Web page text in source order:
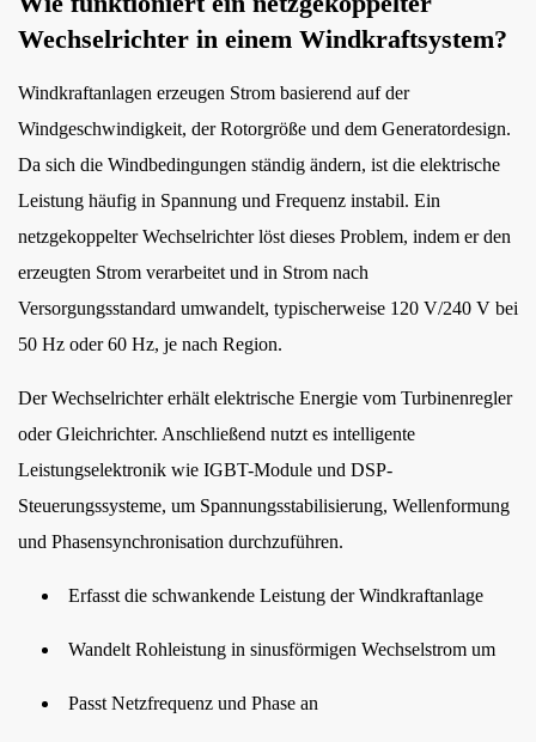
3.3
Gitterschutzmechanismus
Intelligente
Überwachung
4
Anwendungen
von
netzgekoppelten
Wechselrichtern
für
5
Technische
Vergleichstabelle
Sie
richtigen
Wechselrichter in einem Windkraftsystem?
Windkraftanlagen erzeugen Strom basierend auf der
Windgeschwindigkeit, der Rotorgröße und dem Generatordesign.
Da sich die Windbedingungen ständig ändern, ist die elektrische
Leistung häufig in Spannung und Frequenz instabil. Ein
netzgekoppelter Wechselrichter löst dieses Problem, indem er den
erzeugten Strom verarbeitet und in Strom nach
Versorgungsstandard umwandelt, typischerweise 120 V/240 V bei
50 Hz oder 60 Hz, je nach Region.
Der Wechselrichter erhält elektrische Energie vom Turbinenregler
oder Gleichrichter. Anschließend nutzt es intelligente
Leistungselektronik wie IGBT-Module und DSP-
Steuerungssysteme, um Spannungsstabilisierung, Wellenformung
und Phasensynchronisation durchzuführen.
Erfasst die schwankende Leistung der Windkraftanlage
Wandelt Rohleistung in sinusförmigen Wechselstrom um
Passt Netzfrequenz und Phase an